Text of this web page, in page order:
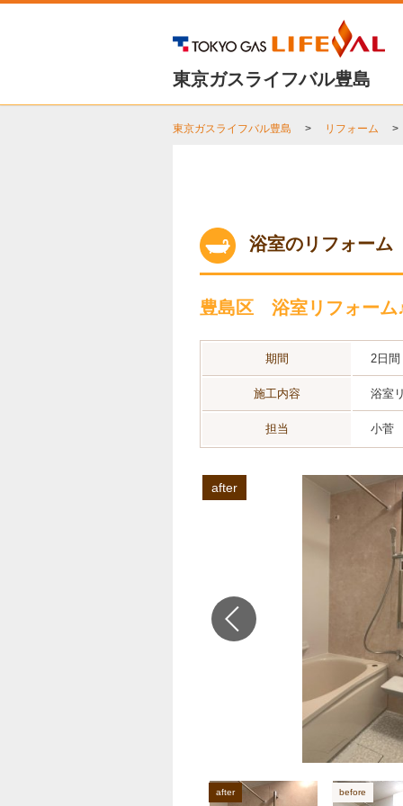
東京ガスライフバル豊島
東京ガスライフバル豊島 リフォーム
浴室のリフォーム
豊島区 浴室リフォーム
期間 2日間
施工内容 浴室
担当 小菅